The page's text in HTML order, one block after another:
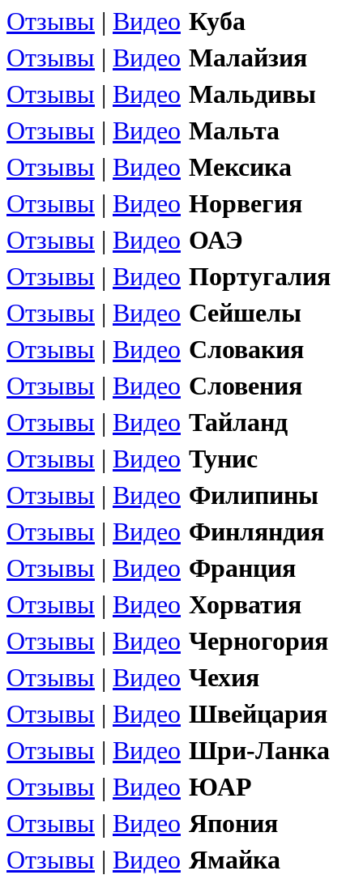
Отзывы | Видео Куба
Отзывы | Видео Малайзия
Отзывы | Видео Мальдивы
Отзывы | Видео Мальта
Отзывы | Видео Мексика
Отзывы | Видео Норвегия
Отзывы | Видео ОАЭ
Отзывы | Видео Португалия
Отзывы | Видео Сейшелы
Отзывы | Видео Словакия
Отзывы | Видео Словения
Отзывы | Видео Тайланд
Отзывы | Видео Тунис
Отзывы | Видео Филипины
Отзывы | Видео Финляндия
Отзывы | Видео Франция
Отзывы | Видео Хорватия
Отзывы | Видео Черногория
Отзывы | Видео Чехия
Отзывы | Видео Швейцария
Отзывы | Видео Шри-Ланка
Отзывы | Видео ЮАР
Отзывы | Видео Япония
Отзывы | Видео Ямайка